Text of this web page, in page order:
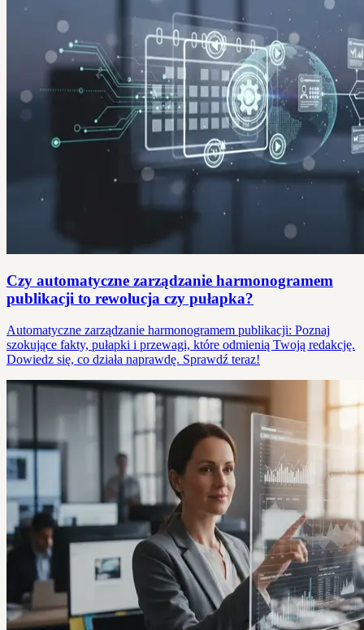
Czy automatyczne zarządzanie harmonogramem
publikacji to rewolucja czy pułapka?
Automatyczne zarządzanie harmonogramem publikacji: Poznaj
szokujące fakty, pułapki i przewagi, które odmienią Twoją redakcję.
Dowiedz się, co działa naprawdę. Sprawdź teraz!